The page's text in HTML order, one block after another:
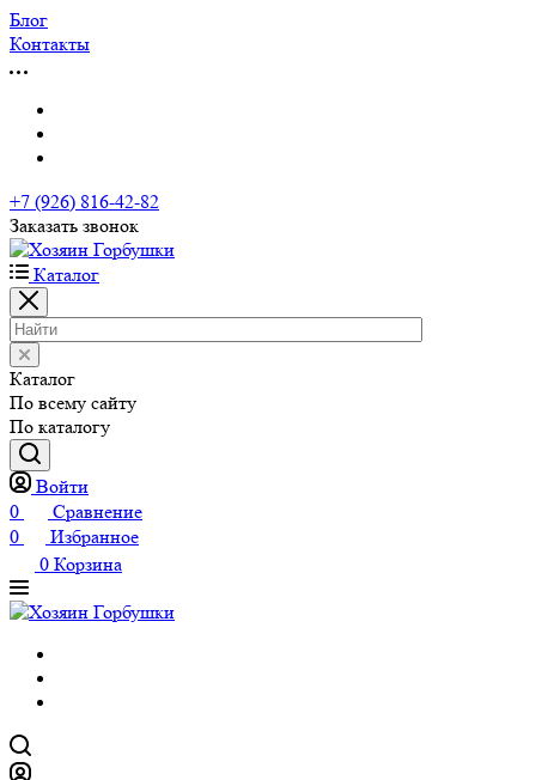
Блог
Контакты
+7 (926) 816-42-82
Заказать звонок
Каталог
Каталог
По всему сайту
По каталогу
Войти
0
Сравнение
0
Избранное
0 Корзина